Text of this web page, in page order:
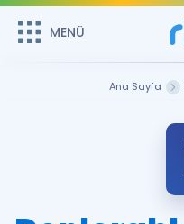
MENÜ
Remzi Hoca ile seni
MENÜ
Ana Sayfa